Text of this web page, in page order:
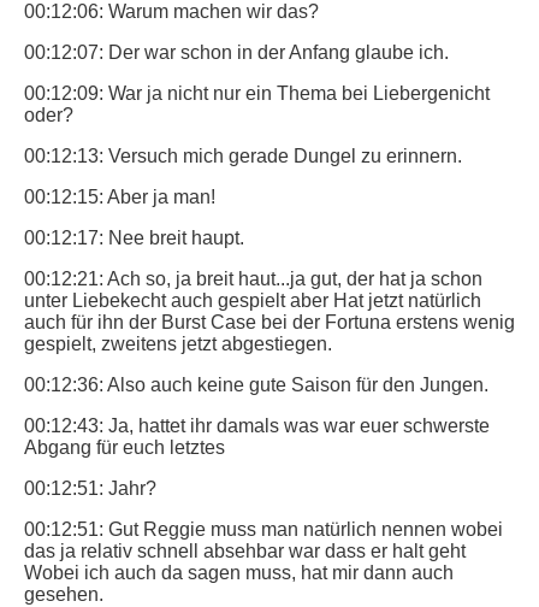
00:12:06: Warum machen wir das?
00:12:07: Der war schon in der Anfang glaube ich.
00:12:09: War ja nicht nur ein Thema bei Liebergenicht
oder?
00:12:13: Versuch mich gerade Dungel zu erinnern.
00:12:15: Aber ja man!
00:12:17: Nee breit haupt.
00:12:21: Ach so, ja breit haut...ja gut, der hat ja schon
unter Liebekecht auch gespielt aber Hat jetzt natürlich
auch für ihn der Burst Case bei der Fortuna erstens wenig
gespielt, zweitens jetzt abgestiegen.
00:12:36: Also auch keine gute Saison für den Jungen.
00:12:43: Ja, hattet ihr damals was war euer schwerste
Abgang für euch letztes
00:12:51: Jahr?
00:12:51: Gut Reggie muss man natürlich nennen wobei
das ja relativ schnell absehbar war dass er halt geht
Wobei ich auch da sagen muss, hat mir dann auch
gesehen.